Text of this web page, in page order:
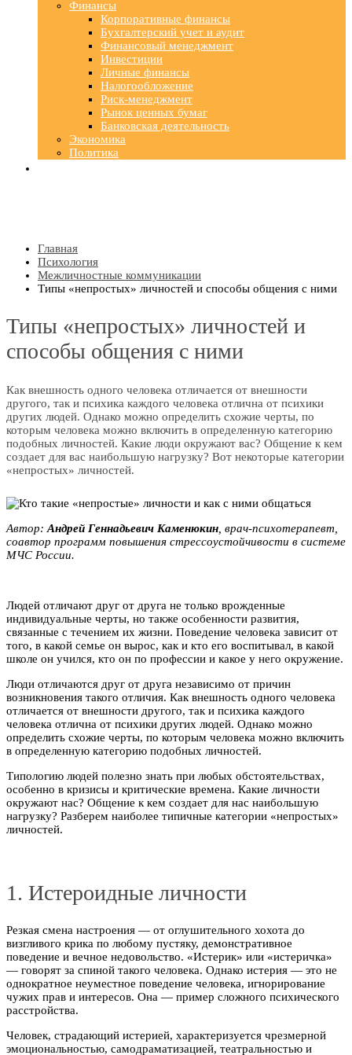
Финансы
Корпоративные финансы
Бухгалтерский учет и аудит
Финансовый менеджмент
Инвестиции
Личные финансы
Налогообложение
Риск-менеджмент
Рынок ценных бумаг
Банковская деятельность
Экономика
Политика
Главная
Психология
Межличностные коммуникации
Типы «непростых» личностей и способы общения с ними
Типы «непростых» личностей и
способы общения с ними
Как внешность одного человека отличается от внешности
другого, так и психика каждого человека отлична от психики
других людей. Однако можно определить схожие черты, по
которым человека можно включить в определенную категорию
подобных личностей. Какие люди окружают вас? Общение к кем
создает для вас наибольшую нагрузку? Вот некоторые категории
«непростых» личностей.
Автор:Aндpeй Геннaдьeвич Kaмeнюкин, врач-псиxoтеpaпевт,
соавтор программ повышения стрессоустойчивости в системе
МЧС России.
Людей отличают друг от друга не только врожденные
индивидуальные черты, но также особенности развития,
связанные с течением их жизни. Поведение человека зависит от
того, в какой семье он вырос, как и кто его воспитывал, в какой
школе он учился, кто он по профессии и какое у него окружение.
Люди отличаются друг от друга независимо от причин
возникновения такого отличия. Как внешность одного человека
отличается от внешности другого, так и психика каждого
человека отлична от психики других людей. Однако можно
определить схожие черты, по которым человека можно включить
в определенную категорию подобных личностей.
Типологию людей полезно знать при любых обстоятельствах,
особенно в кризисы и критические времена. Какие личности
окружают нас? Общение к кем создает для нас наибольшую
нагрузку? Разберем наиболее типичные категории «непростых»
личностей.
1. Истероидные личности
Резкая смена настроения — от оглушительного хохота до
визгливого крика по любому пустяку, демонстративное
поведение и вечное недовольство. «Истерик» или «истеричка»
— говорят за спиной такого человека. Однако истерия — это не
однократное неуместное поведение человека, игнорирование
чужих прав и интересов. Она — пример сложного психического
расстройства.
Человек, страдающий истерией, характеризуется чрезмерной
эмоциональностью, самодраматизацией, театральностью и